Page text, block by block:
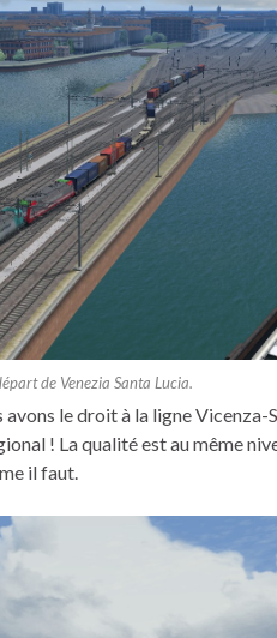
de Venezia Santa Lucia.
avons le droit à la ligne
! La qualité est au même
il faut.